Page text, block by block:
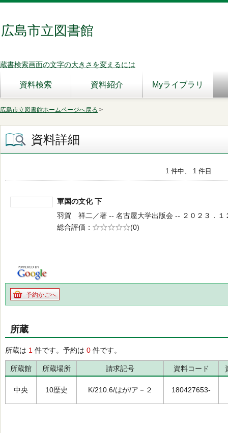
広島市立図書館
蔵書検索画面の文字の大きさを変えるには
資料検索 資料紹介 Myライブラリ
広島市立図書館ホームページへ戻る >
資料詳細
1 件中、 1 件目
軍国の文化 下
羽賀 祥二／著 -- 名古屋大学出版会 -- ２０２３．１
総合評価
5段階評価
(0)
予約かごへ
所蔵
所蔵は 1 件です。予約は 0 件です。
所蔵館 所蔵場所 請求記号 資料コード
中央 10歴史 K/210.6/はが/ア－２ 180427653-